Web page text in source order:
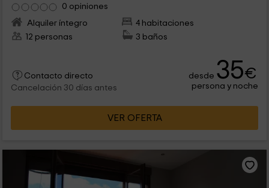
0 opiniones
Alquiler íntegro
4 habitaciones
12 personas
3 baños
Contacto directo
Cancelación 30 días antes
desde 35€
persona y noche
VER OFERTA